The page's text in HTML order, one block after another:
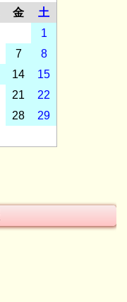
金
土
1
7
8
14
15
21
22
28
29